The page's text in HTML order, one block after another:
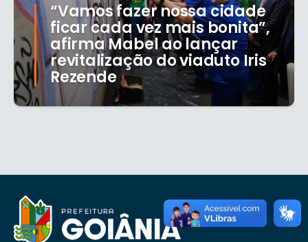
“Vamos fazer nossa cidade
ficar cada vez mais bonita”,
afirma Mabel ao lançar
revitalização do viaduto Iris
Rezende